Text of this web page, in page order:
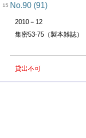
15 No.90 (91)
2010－12
集密53-75（製本雑誌）
貸出不可